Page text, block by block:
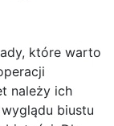
które warto
należy ich
biustu